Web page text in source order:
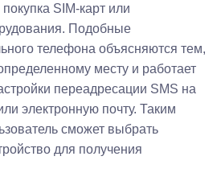
SIM-карт или
Подобные
телефона объясняются тем,
месту и работает
переадресации SMS на
электронную почту. Таким
сможет выбрать
для получения